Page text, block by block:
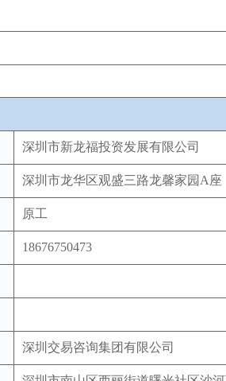
深圳市新龙福投资发展有限公司
深圳市龙华区观盛三路龙馨家园A座
原工
18676750473
深圳交易咨询集团有限公司